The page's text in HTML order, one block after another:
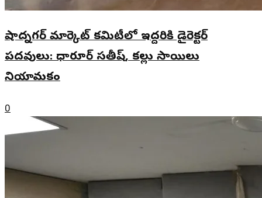
షాద్నగర్ మార్కెట్ కమిటీలో ఇద్దరికి డైరెక్టర్
పదవులు: ధారూర్ సతీష్, కల్లు సాయిలు
నియామకం
0